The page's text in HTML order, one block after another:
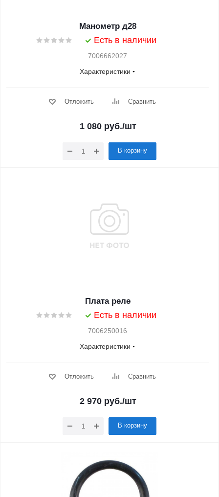
Манометр д28
Есть в наличии
7006662027
Характеристики
Отложить Сравнить
1 080руб./шт
В корзину
Плата реле
Есть в наличии
7006250016
Характеристики
Отложить Сравнить
2 970руб./шт
В корзину